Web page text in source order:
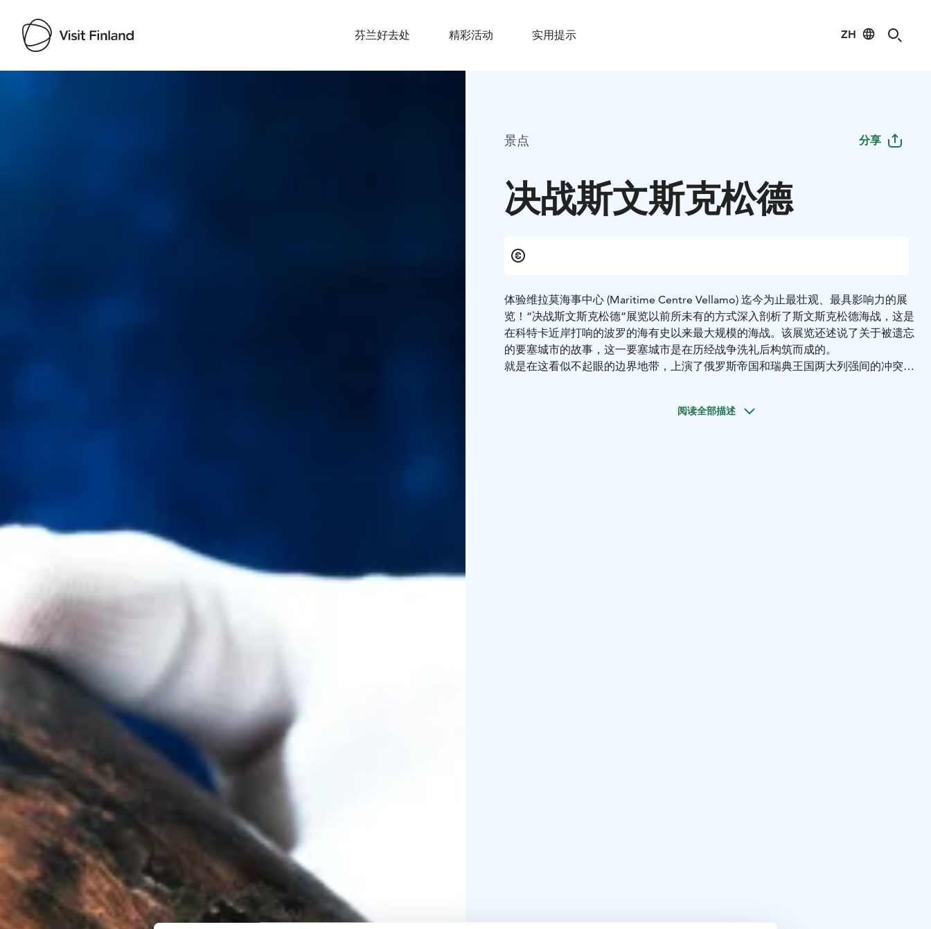
芬兰好去处 精彩活动 实用提示 ZH
Visit Finland
景点 分享
决战斯文斯克松德
体验维拉莫海事中心 (Maritime Centre Vellamo) 迄今为止最壮观、最具影响力的展
览！“决战斯文斯克松德”展览以前所未有的方式深入剖析了斯文斯克松德海战，这是
在科特卡近岸打响的波罗的海有史以来最大规模的海战。该展览还述说了关于被遗忘
的要塞城市的故事，这一要塞城市是在历经战争洗礼后构筑而成的。
就是在这看似不起眼的边界地带，上演了俄罗斯帝国和瑞典王国两大列强间的冲突。
阅读全部描述